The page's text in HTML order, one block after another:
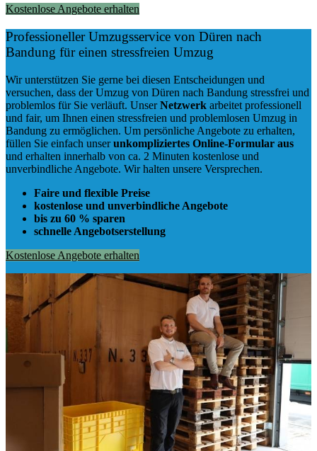
Kostenlose Angebote erhalten
Professioneller Umzugsservice von Düren nach
Bandung für einen stressfreien Umzug
Wir unterstützen Sie gerne bei diesen Entscheidungen und
versuchen, dass der Umzug von Düren nach Bandung stressfrei und
problemlos für Sie verläuft. UnserNetzwerk arbeitet professionell
und fair, um Ihnen einen stressfreien und problemlosen Umzug in
Bandung zu ermöglichen. Um persönliche Angebote zu erhalten,
füllen Sie einfach unserunkompliziertes Online-Formular aus
und erhalten innerhalb von ca. 2 Minuten kostenlose und
unverbindliche Angebote. Wir halten unsere Versprechen.
Faire und flexible Preise
kostenlose und unverbindliche Angebote
bis zu 60 % sparen
schnelle Angebotserstellung
Kostenlose Angebote erhalten